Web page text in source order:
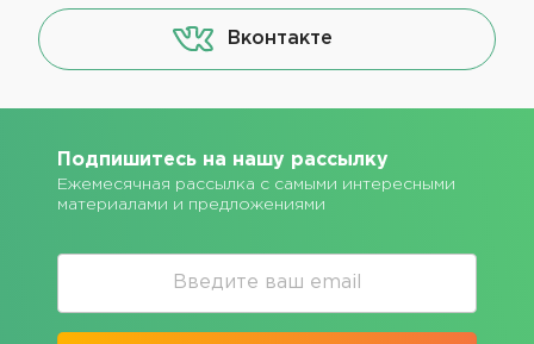
Вконтакте
Подпишитесь на нашу рассылку
Ежемесячная рассылка с самыми интересными
материалами и предложениями